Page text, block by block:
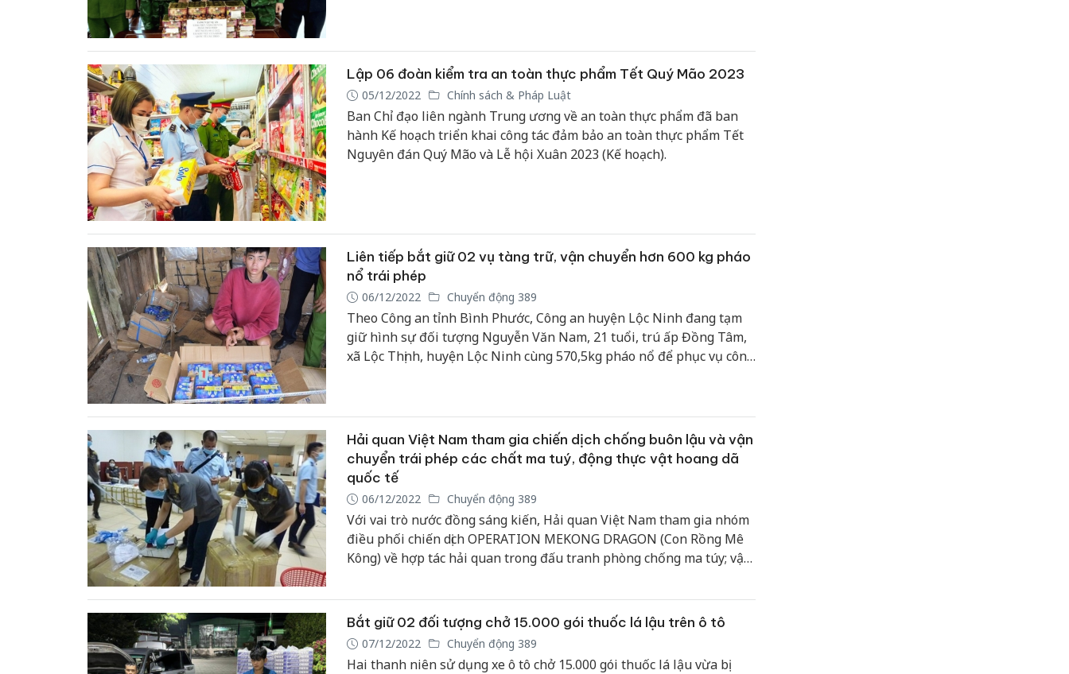
Lập 06 đoàn kiểm tra an toàn thực phẩm Tết Quý Mão 2023
05/12/2022 Chính sách & Pháp Luật
Ban Chỉ đạo liên ngành Trung ương về an toàn thực phẩm đã ban
hành Kế hoạch triển khai công tác đảm bảo an toàn thực phẩm Tết
Nguyên đán Quý Mão và Lễ hội Xuân 2023 (Kế hoạch).
Liên tiếp bắt giữ 02 vụ tàng trữ, vận chuyển hơn 600 kg pháo
nổ trái phép
06/12/2022 Chuyển động 389
Theo Công an tỉnh Bình Phước, Công an huyện Lộc Ninh đang tạm
giữ hình sự đối tượng Nguyễn Văn Nam, 21 tuổi, trú ấp Đồng Tâm,
xã Lộc Thịnh, huyện Lộc Ninh cùng 570,5kg pháo nổ để phục vụ công
Hải quan Việt Nam tham gia chiến dịch chống buôn lậu và vận
chuyển trái phép các chất ma tuý, động thực vật hoang dã
quốc tế
06/12/2022 Chuyển động 389
Với vai trò nước đồng sáng kiến, Hải quan Việt Nam tham gia nhóm
điều phối chiến dịch OPERATION MEKONG DRAGON (Con Rồng Mê
Kông) về hợp tác hải quan trong đấu tranh phòng chống ma túy; vận
trong phạm vi khu vực Châu Á – Thái Bình Dương được thực hiện từ
tháng 09/2018 và đến nay đã thực hiện thành công 04 chiến dịch và
01 giai đoạn mở rộng.
Bắt giữ 02 đối tượng chở 15.000 gói thuốc lá lậu trên ô tô
07/12/2022 Chuyển động 389
Hai thanh niên sử dụng xe ô tô chở 15.000 gói thuốc lá lậu vừa bị